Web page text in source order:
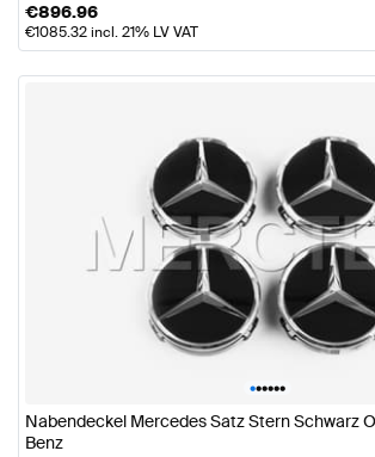
€896.96
€1085.32incl. 21% LV VAT
••••••
Nabendeckel Mercedes Satz Stern Schwarz
Benz